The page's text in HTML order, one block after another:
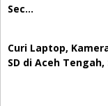
Sec…
Curi Laptop,
SD di Aceh